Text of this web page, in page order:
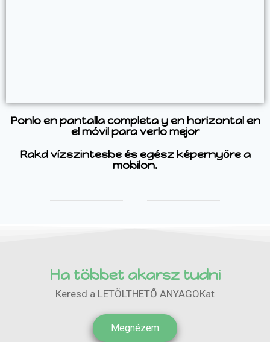
Ponlo en pantalla completa y en horizontal en
el móvil para verlo mejor
Rakd vízszintesbe és egész képernyőre a
mobilon.
Ha többet akarsz tudni
Keresd a LETÖLTHETŐ ANYAGOKat
Megnézem